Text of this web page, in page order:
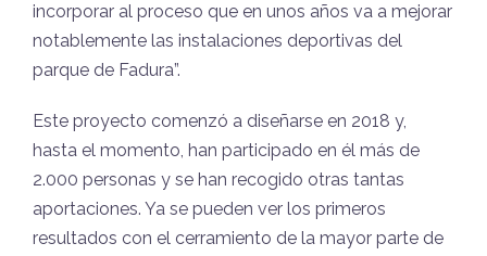
incorporar al proceso que en unos años va a mejorar
notablemente las instalaciones deportivas del
parque de Fadura”.
Este proyecto comenzó a diseñarse en 2018 y,
hasta el momento, han participado en él más de
2.000 personas y se han recogido otras tantas
aportaciones. Ya se pueden ver los primeros
resultados con el cerramiento de la mayor parte de